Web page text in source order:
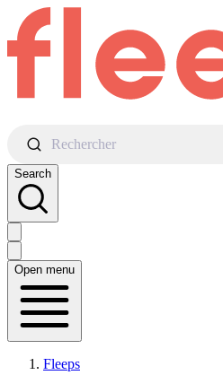
Rechercher
Search
Open menu
Fleeps